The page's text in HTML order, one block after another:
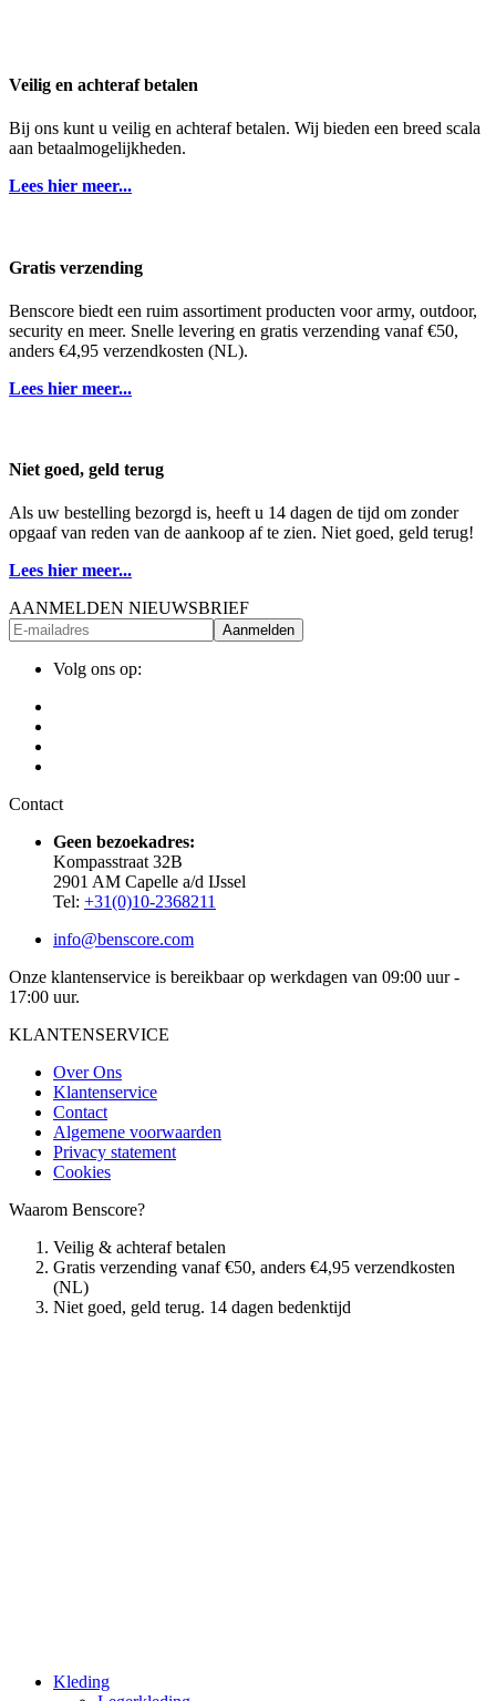
Veilig en achteraf betalen
Bij ons kunt u veilig en achteraf betalen. Wij bieden een breed scala
aan betaalmogelijkheden.
Lees hier meer...
Gratis verzending
Benscore biedt een ruim assortiment producten voor army, outdoor,
security en meer. Snelle levering en gratis verzending vanaf €50,
anders €4,95 verzendkosten (NL).
Lees hier meer...
Niet goed, geld terug
Als uw bestelling bezorgd is, heeft u 14 dagen de tijd om zonder
opgaaf van reden van de aankoop af te zien. Niet goed, geld terug!
Lees hier meer...
AANMELDEN NIEUWSBRIEF
Aanmelden
Volg ons op:
Contact
Geen bezoekadres:
Kompasstraat 32B
2901 AM Capelle a/d IJssel
Tel: +31(0)10-2368211
info@benscore.com
Onze klantenservice is bereikbaar op werkdagen van 09:00 uur -
17:00 uur.
KLANTENSERVICE
Over Ons
Klantenservice
Contact
Algemene voorwaarden
Privacy statement
Cookies
Waarom Benscore?
Veilig & achteraf betalen
Gratis verzending vanaf €50, anders €4,95 verzendkosten
(NL)
Niet goed, geld terug. 14 dagen bedenktijd
Kleding